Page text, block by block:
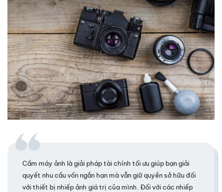
Cầm máy ảnh là giải pháp tài chính tối ưu giúp bạn giải
quyết nhu cầu vốn ngắn hạn mà vẫn giữ quyền sở hữu đối
với thiết bị nhiếp ảnh giá trị của mình. Đối với các nhiếp